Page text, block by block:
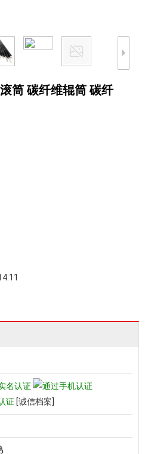
筒 碳纤维辊筒 碳纤
证 [诚信档案]